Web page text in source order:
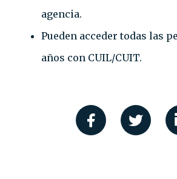
agencia.
Pueden acceder todas las
años con CUIL/CUIT.